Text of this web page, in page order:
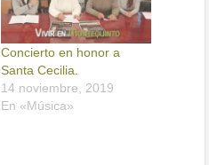
Concierto en honor a
Santa Cecilia.
14 noviembre, 2019
En «Música»